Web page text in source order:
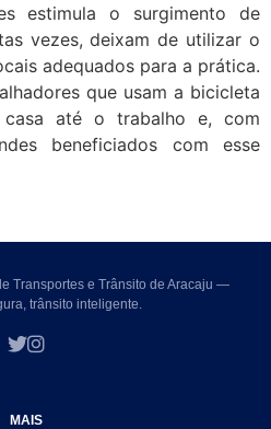
estimula o surgimento de
vezes, deixam de utilizar o
adequados para a prática.
que usam a bicicleta
até o trabalho e, com
beneficiados com esse
Transportes e Trânsito de Aracaju —
trânsito inteligente.
MAIS